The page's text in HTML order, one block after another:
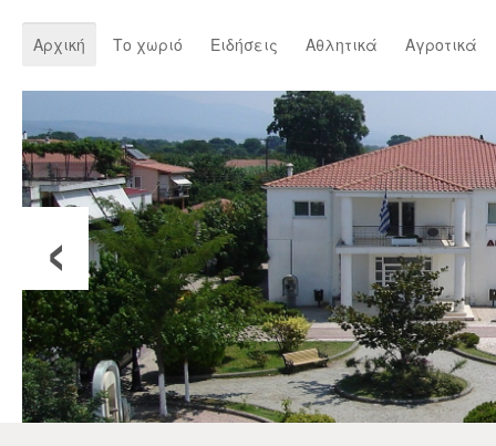
Αρχική Το χωριό Ειδήσεις Αθλητικά Αγροτικά
‹